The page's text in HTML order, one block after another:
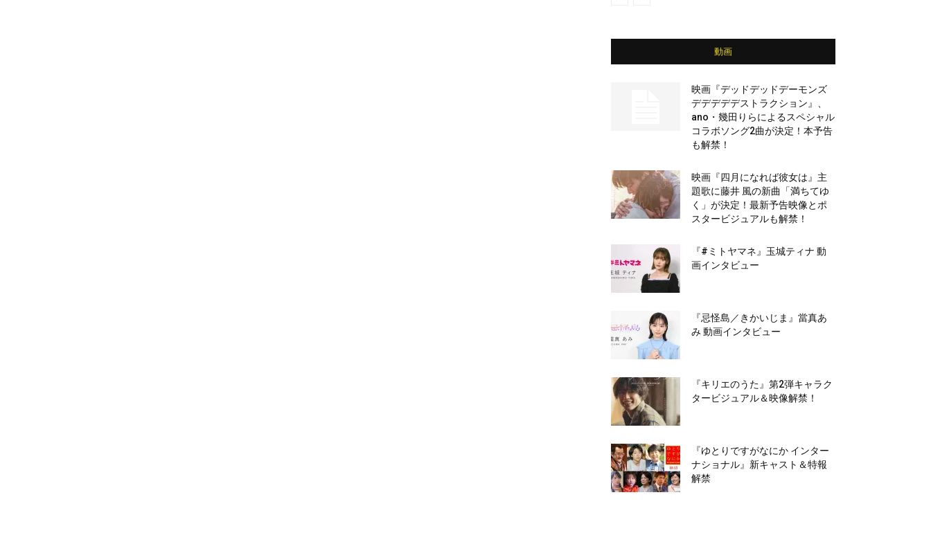
動画
映画『デッドデッドデーモンズ
デデデデデストラクション』、
ano・幾田りらによるスペシャル
コラボソング2曲が決定！本予告
も解禁！
映画『四月になれば彼女は』主
題歌に藤井 風の新曲「満ちてゆ
く」が決定！最新予告映像とポ
スタービジュアルも解禁！
『#ミトヤマネ』玉城ティナ 動
画インタビュー
『忌怪島／きかいじま』當真あ
み 動画インタビュー
『キリエのうた』第2弾キャラク
タービジュアル＆映像解禁！
『ゆとりですがなにか インター
ナショナル』新キャスト＆特報
解禁